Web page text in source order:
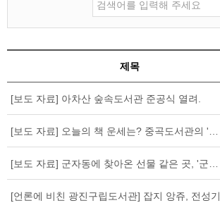
제목
[보도 자료] 아차산 숲속도서관 준공식 열려.
[보도 자료] 오늘의 책 운세는? 중곡도서관의 '무엇이든 뽑아보살'
[보도 자료] 군자동에 찾아온 선물 같은 곳, '군자동 도서관'
[언론에 비친 광진구립도서관] 잡지 앙쥬, 전성기